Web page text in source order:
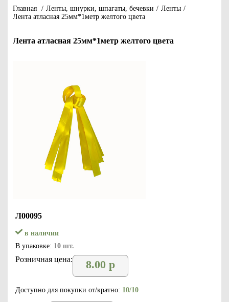
Главная / Ленты, шнурки, шпагаты, бечевки / Ленты /
Лента атласная 25мм*1метр желтого цвета
Лента атласная 25мм*1метр желтого цвета
Л00095
в наличии
В упаковке: 10 шт.
Розничная цена: 8.00 р
Доступно для покупки от/кратно: 10/10